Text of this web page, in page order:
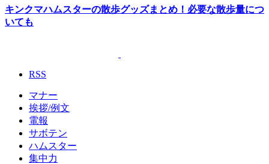
キンクマハムスターの散歩グッズまとめ！必要な散歩量につ
いても
RSS
マナー
挨拶/例文
電報
サボテン
ハムスター
集中力